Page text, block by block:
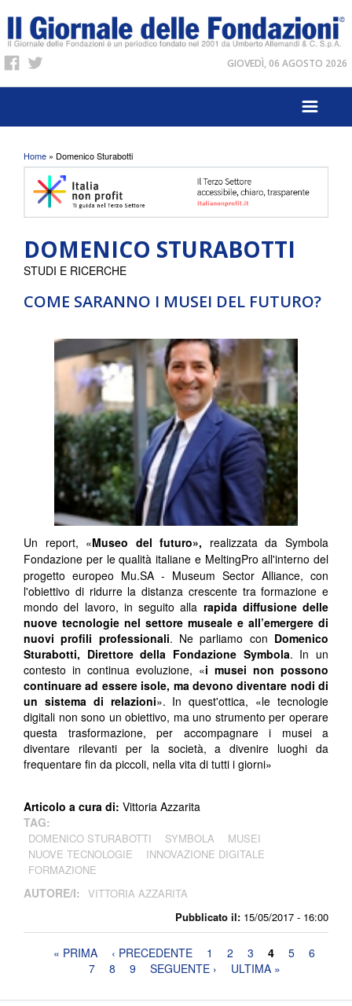
GIOVEDÌ, 06 AGOSTO 2026
Tu sei qui
Home » Domenico Sturabotti
DOMENICO STURABOTTI
COME SARANNO I MUSEI DEL FUTURO?
Pubblicato il: 15/05/2017 - 16:00
STUDI E RICERCHE
Un report, «Museo del futuro», realizzata da Symbola
Fondazione per le qualità italiane e MeltingProall'interno del
progetto europeo Mu.SA - Museum Sector Alliance, con
l'obiettivo di ridurre la distanza crescente tra formazione e
mondo del lavoro, in seguito alla rapida diffusione delle
nuove tecnologie nel settore museale e all’emergere di
nuovi profili professionali. Ne parliamo con Domenico
Sturabotti, Direttore della Fondazione Symbola. In un
contesto in continua evoluzione, «i musei non possono
continuare ad essere isole, ma devono diventare nodi di
un sistema di relazioni». In quest'ottica, «le tecnologie
digitali non sono un obiettivo, ma uno strumento per operare
questa trasformazione, per accompagnare i musei a
diventare rilevanti per la società, a divenire luoghi da
frequentare fin da piccoli, nella vita di tutti i giorni»
Articolo a cura di: Vittoria Azzarita
TAG:
DOMENICO STURABOTTI SYMBOLA
MUSEI
NUOVE TECNOLOGIE
INNOVAZIONE DIGITALE
FORMAZIONE
AUTORE/I: VITTORIA AZZARITA
Pagine« PRIMA ‹ PRECEDENTE 1 2 3 4 5
6
7
8 9 SEGUENTE › ULTIMA »